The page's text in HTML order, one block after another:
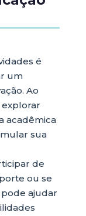
é
um
Ao
acadêmica
sua
de
ou se
ajudar